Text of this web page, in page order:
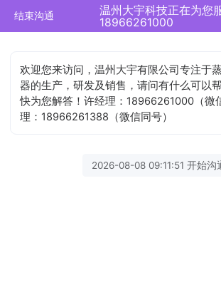
结束沟通
温州大宇科技正在为您
18966261000
欢迎您来访问，温州大宇有限公司专注于
器的生产，研发及销售，请问有什么可以
快为您解答！许经理：18966261000（微
理：18966261388（微信同号）
2026-08-08 09:11:51 开始沟